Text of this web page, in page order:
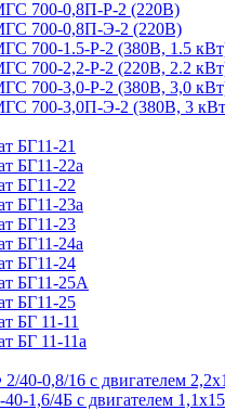
700-0,8П-Р-2 (220В)
700-0,8П-Э-2 (220В)
700-1.5-Р-2 (380В, 1.5
700-2,2-Р-2 (220В, 2.2
700-3,0-Р-2 (380В, 3,0
700-3,0П-Э-2 (380В, 3
БГ11-21
БГ11-22а
БГ11-22
БГ11-23а
БГ11-23
БГ11-24а
БГ11-24
БГ11-25А
БГ11-25
БГ 11-11
БГ 11-11а
0,8/16 с двигателем
1,6/4Б с двигателем